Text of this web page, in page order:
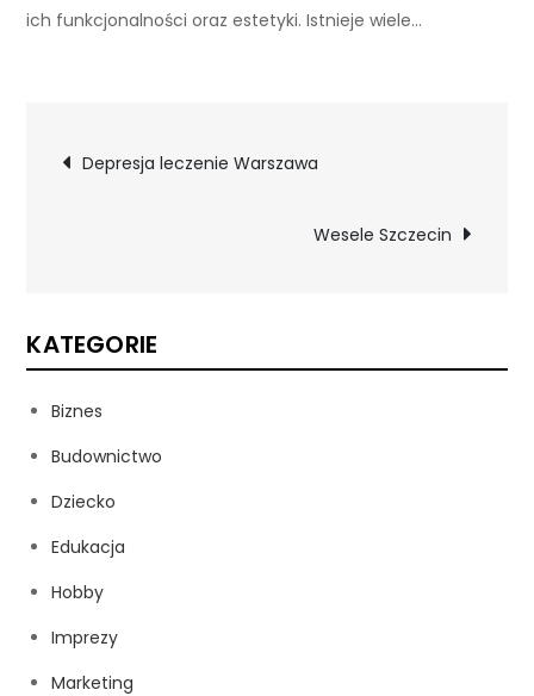
ich funkcjonalności oraz estetyki. Istnieje wiele…
Nawigacja
Depresja leczenie Warszawa
Wesele Szczecin
KATEGORIE
Biznes
Budownictwo
Dziecko
Edukacja
Hobby
Imprezy
Marketing